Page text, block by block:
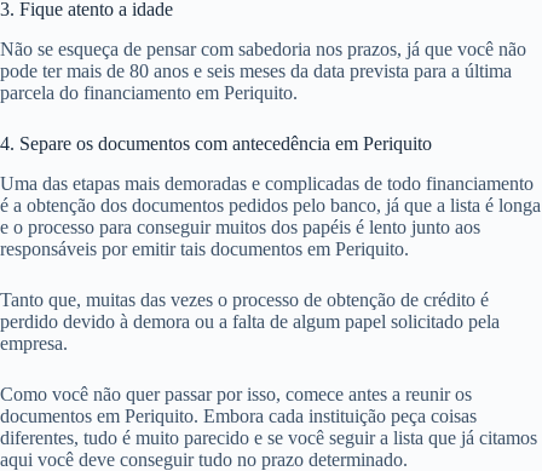
3. Fique atento a idade
Não se esqueça de pensar com sabedoria nos prazos, já que você não
pode ter mais de 80 anos e seis meses da data prevista para a última
parcela do financiamento em Periquito.
4. Separe os documentos com antecedência em Periquito
Uma das etapas mais demoradas e complicadas de todo financiamento
é a obtenção dos documentos pedidos pelo banco, já que a lista é longa
e o processo para conseguir muitos dos papéis é lento junto aos
responsáveis por emitir tais documentos em Periquito.
Tanto que, muitas das vezes o processo de obtenção de crédito é
perdido devido à demora ou a falta de algum papel solicitado pela
empresa.
Como você não quer passar por isso, comece antes a reunir os
documentos em Periquito. Embora cada instituição peça coisas
diferentes, tudo é muito parecido e se você seguir a lista que já citamos
aqui você deve conseguir tudo no prazo determinado.